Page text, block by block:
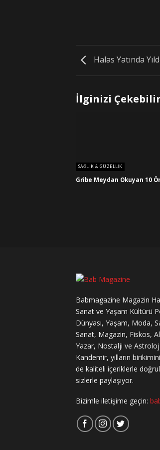
Halas Yatında
İlginizi Çekebilir
SAĞLIK & GÜZELLIK
Gribe Meydan Okuyan 10
Babmagazine Magazin
Sanat ve Yaşam Kültürü
Dünyası, Yaşam, Moda,
Sanat, Magazin, Fiskos,
Yazar, Nostalji ve
Kandemir, yılların
de kaliteli içeriklerle
sizlerle paylaşıyor.
Bizimle iletişime geçin: